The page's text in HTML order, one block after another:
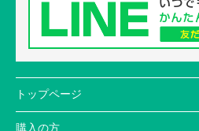
トップページ
購入の方